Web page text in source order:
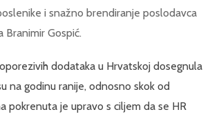
i snažno brendiranje poslodavca
Gospić.
dodataka u Hrvatskoj dosegnula
na godinu ranije, odnosno skok od
je upravo s ciljem da se HR